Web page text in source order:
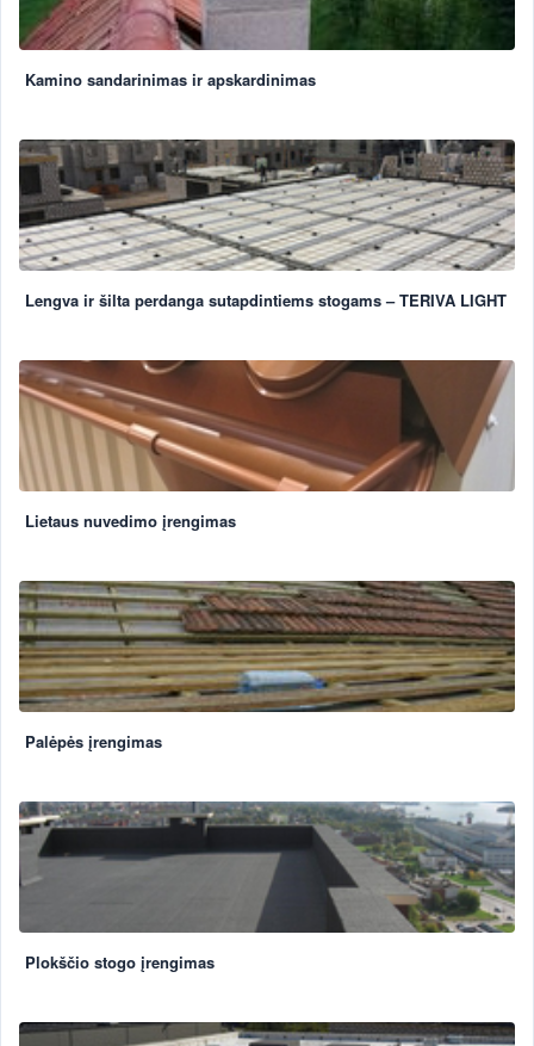
Kamino sandarinimas ir apskardinimas
Lengva ir šilta perdanga sutapdintiems stogams – TERIVA LIGHT
Lietaus nuvedimo įrengimas
Palėpės įrengimas
Plokščio stogo įrengimas